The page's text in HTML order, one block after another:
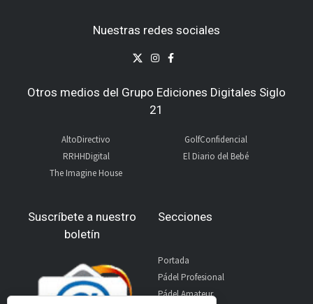
Nuestras redes sociales
Otros medios del Grupo Ediciones Digitales Siglo
21
AltoDirectivo
RRHHDigital
The Imagine House
GolfConfidencial
El Diario del Bebé
Suscríbete a nuestro
boletín
Secciones
Portada
Pádel Profesional
Pádel Amateur